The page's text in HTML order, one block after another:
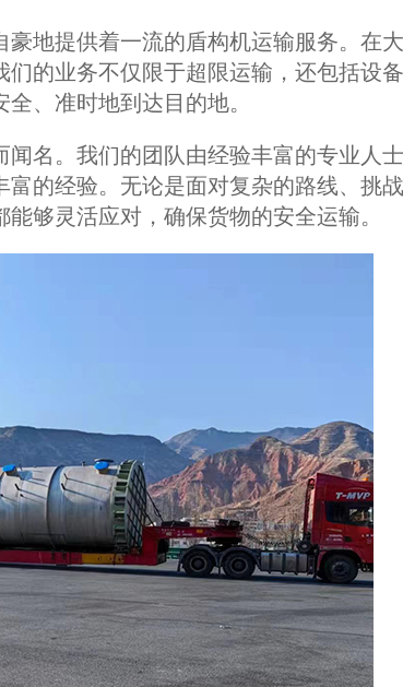
地提供着一流的盾构机运输服务。在大
的业务不仅限于超限运输，还包括设备
、准时地到达目的地。
名。我们的团队由经验丰富的专业人士
的经验。无论是面对复杂的路线、挑战
够灵活应对，确保货物的安全运输。